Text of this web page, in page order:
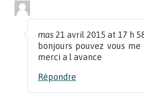
mas 21 avril 2015 at 17 h
bonjours pouvez vous
merci a l avance
Répondre